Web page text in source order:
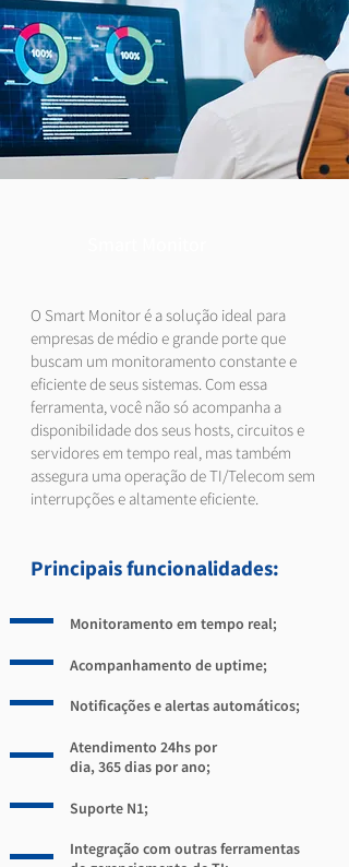
O Smart Monitor é a solução ideal para
empresas de médio e grande porte que
buscam um monitoramento constante e
eficiente de seus sistemas. Com essa
ferramenta, você não só acompanha a
disponibilidade dos seus hosts, circuitos e
servidores em tempo real, mas também
assegura uma operação de TI/Telecom sem
interrupções e altamente eficiente.
Principais funcionalidades:
Monitoramento em tempo real;
Acompanhamento de uptime;
Notificações e alertas automáticos;
Atendimento 24hs por
dia, 365 dias por ano;
Suporte N1;
Integração com outras ferramentas